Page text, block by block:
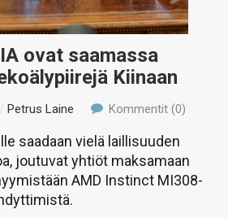
ovat saamassa
Kiinaan
/Petrus Laine Kommentit (0)
saadaan vielä laillisuuden
joutuvat yhtiöt maksamaan
AMD Instinct MI308-